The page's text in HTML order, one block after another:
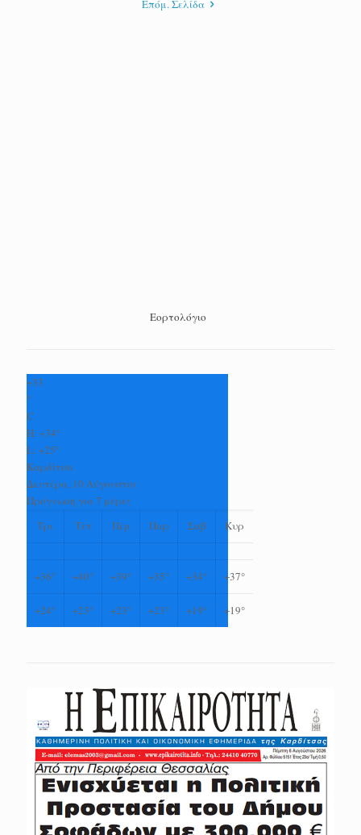
Επόμ. Σελίδα
Εορτολόγιο
+33
°
C
H: +34°
L: +25°
Καρδίτσα
Δευτέρα, 10 Αύγουστος
Πρόγνωση για 7 μέρες
Τρι
Τετ Πεμ Παρ Σαβ Κυρ
+36° +40° +39° +35° +34° +37°
+24° +23° +23° +23° +19° +19°